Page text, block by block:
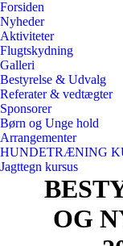
Forsiden
Nyheder
Aktiviteter
Flugtskydning
Galleri
Bestyrelse & Udvalg
Referater & vedtægter
Sponsorer
Børn og Unge hold
Arrangementer
HUNDETRÆNING
Jagttegn kursus
OG